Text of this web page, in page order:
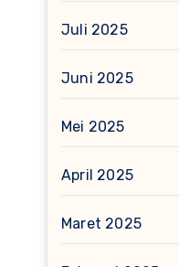
Juli 2025
Juni 2025
Mei 2025
April 2025
Maret 2025